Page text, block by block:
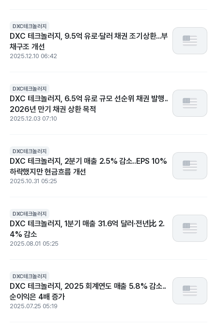
DXC테크놀러지
DXC 테크놀러지, 9.5억 유로·달러 채권 조기상환...부
채구조 개선
2025.12.10 06:42
DXC테크놀러지
DXC 테크놀러지, 6.5억 유로 규모 선순위 채권 발행..
2026년 만기 채권 상환 목적
2025.12.03 07:10
DXC테크놀러지
DXC 테크놀러지, 2분기 매출 2.5% 감소..EPS 10%
하락했지만 현금흐름 개선
2025.10.31 05:25
DXC테크놀러지
DXC 테크놀러지, 1분기 매출 31.6억 달러·전년比 2.
4% 감소
2025.08.01 05:25
DXC테크놀러지
DXC 테크놀러지, 2025 회계연도 매출 5.8% 감소..
순이익은 4배 증가
2025.07.25 05:19